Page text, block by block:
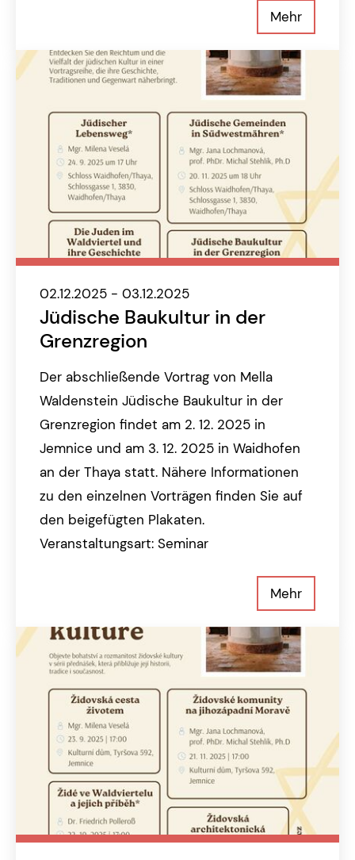
Mehr
02.12.2025 - 03.12.2025
Jüdische Baukultur in der
Grenzregion
Der abschließende Vortrag von Mella
Waldenstein Jüdische Baukultur in der
Grenzregion findet am 2. 12. 2025 in
Jemnice und am 3. 12. 2025 in Waidhofen
an der Thaya statt. Nähere Informationen
zu den einzelnen Vorträgen finden Sie auf
den beigefügten Plakaten.
Veranstaltungsart: Seminar
Mehr